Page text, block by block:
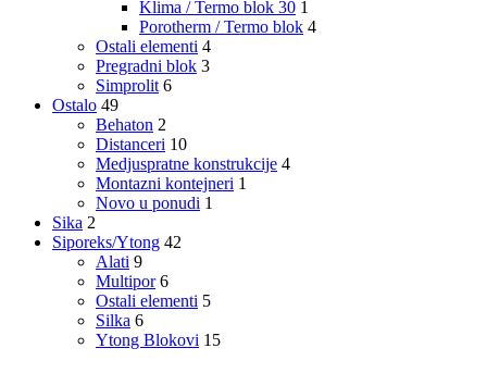
Klima / Termo blok 30 1
Porotherm / Termo blok 4
Ostali elementi 4
Pregradni blok 3
Simprolit 6
Ostalo 49
Behaton 2
Distanceri 10
Medjuspratne konstrukcije 4
Montazni kontejneri 1
Novo u ponudi 1
Sika 2
Siporeks/Ytong 42
Alati 9
Multipor 6
Ostali elementi 5
Silka 6
Ytong Blokovi 15